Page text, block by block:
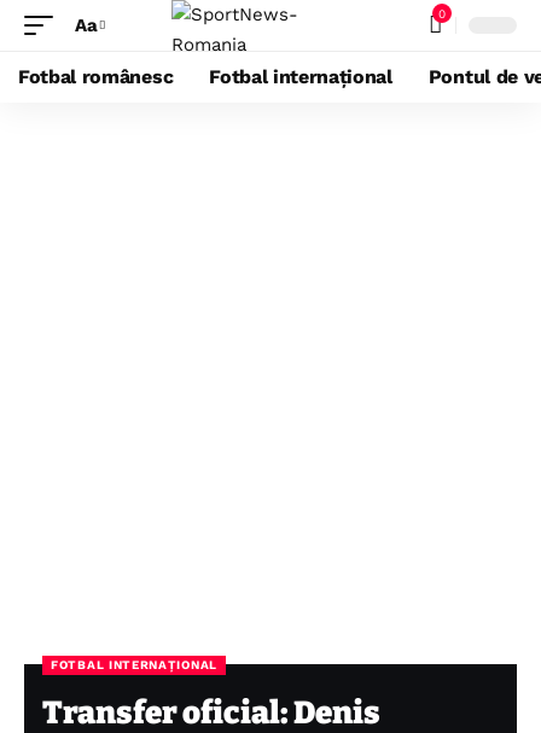
Aa 0
Fotbal românesc Fotbal internațional Pontul de
FOTBAL INTERNAȚIONAL
Transfer oficial: Denis